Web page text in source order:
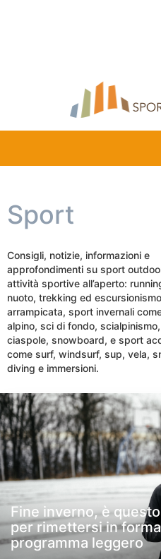
Sport
Consigli, notizie, informazioni e
approfondimenti su sport
attività sportive all’aperto:
nuoto, trekking ed
arrampicata, sport invernali
alpino, sci di fondo, scialpinismo,
ciaspole, snowboard, e sport
come surf, windsurf, sup, vela,
diving e immersioni.
Fine inverno, è
per rimettersi in
programma leggero